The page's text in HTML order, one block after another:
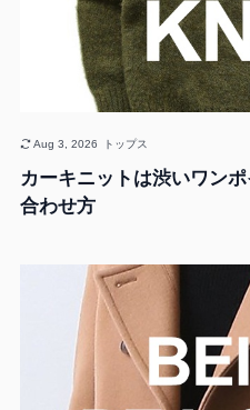
カーキニットは渋いワン
合わせ方
Aug 3, 2026 トップス